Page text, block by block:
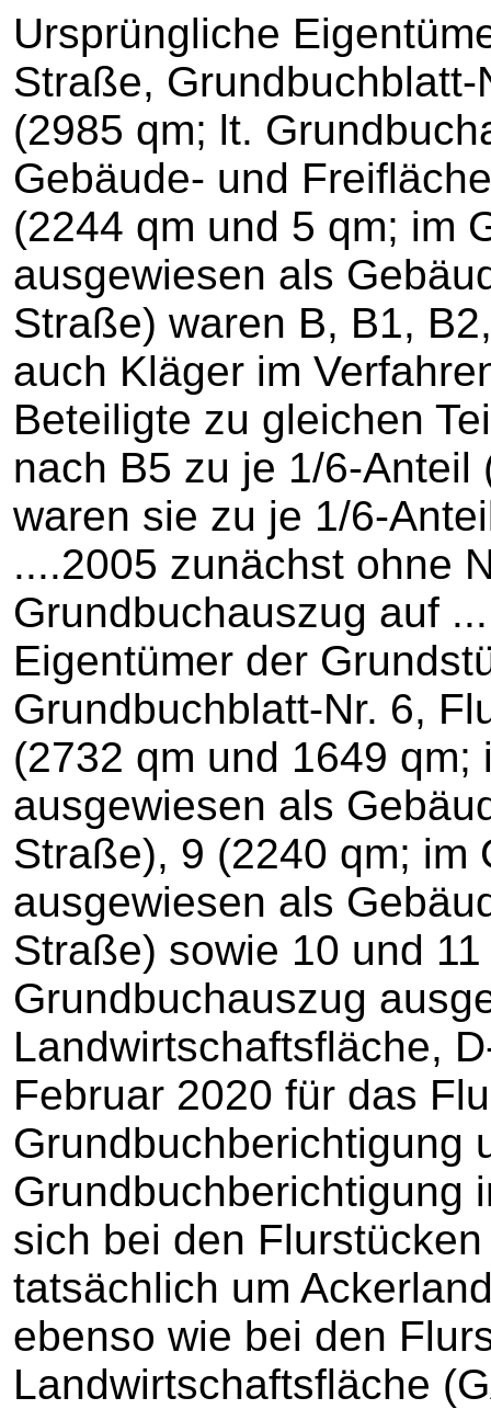
Ursprüngliche
Straße,
(2985 qm; lt.
Gebäude- und
(2244 qm und 5 qm; im
ausgewiesen als
Straße) waren B, B1,
auch Kläger im
Beteiligte zu gleichen
nach B5 zu je 1/6-Anteil
waren sie zu je 1/6-
....2005 zunächst ohne
Grundbuchauszug auf
Eigentümer der
Grundbuchblatt-Nr. 6,
(2732 qm und 1649
ausgewiesen als
Straße), 9 (2240 qm; im
ausgewiesen als
Straße) sowie 10 und
Grundbuchauszug
Landwirtschaftsfläche,
Februar 2020 für das
Grundbuchberichtigung
Grundbuchberichtigung
sich bei den
tatsächlich um
ebenso wie bei den
Landwirtschaftsfläche